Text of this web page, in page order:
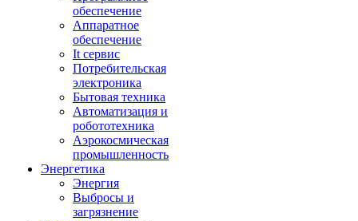
обеспечение
Аппаратное
обеспечение
It сервис
Потребительская
электроника
Бытовая техника
Автоматизация и
робототехника
Аэрокосмическая
промышленность
Энергетика
Энергия
Выбросы и
загрязнение